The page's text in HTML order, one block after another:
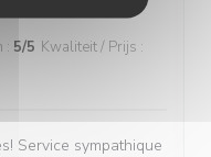
: 5/5 Kwaliteit / Prijs :
Service sympathique